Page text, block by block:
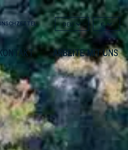
DEU €
ARBEITE MIT UNS